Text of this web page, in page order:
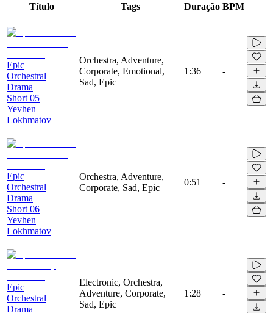
Título Tags Duração BPM
Epic
Orchestral
Drama
Short 05
Yevhen
Lokhmatov
Orchestra, Adventure,
Corporate, Emotional,
Sad, Epic
1:36 -
Epic
Orchestral
Drama
Short 06
Yevhen
Lokhmatov
Orchestra, Adventure,
Corporate, Sad, Epic
0:51 -
Epic
Orchestral
Drama
Electronic, Orchestra,
Adventure, Corporate,
Sad, Epic
1:28 -